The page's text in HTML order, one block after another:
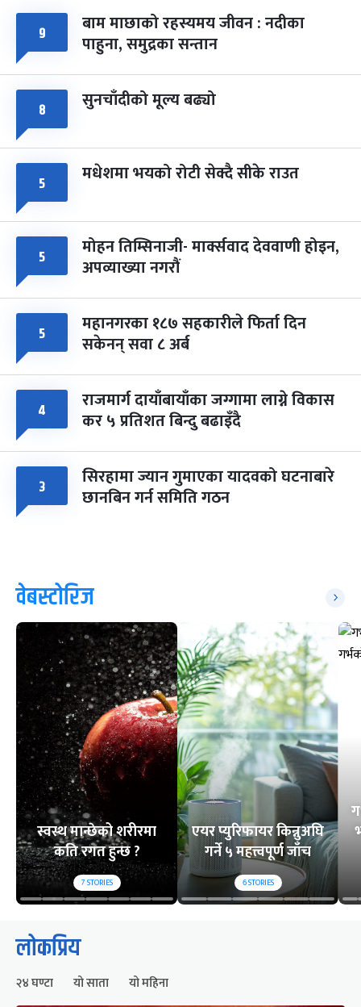
८ फागुपूर्णिमा
चैत्र ८, २०८३-Mar 22, 2027
७ महिना बाँकी
९ बाम माछाको रहस्यमय जीवन : नदीका
पाहुना, समुद्रका सन्तान
८ सुनचाँदीको मूल्य बढ्यो
५ मधेशमा भयको रोटी सेक्दै सीके राउत
५ मोहन तिम्सिनाजी- मार्क्सवाद देववाणी होइन,
अपव्याख्या नगरौं
५ महानगरका १८७ सहकारीले फिर्ता दिन
सकेनन् सवा ८ अर्ब
४ राजमार्ग दायाँबायाँका जग्गामा लाग्ने विकास
कर ५ प्रतिशत बिन्दु बढाइँदै
३ सिरहामा ज्यान गुमाएका यादवको घटनाबारे
छानबिन गर्न समिति गठन
वेबस्टोरिज
स्वस्थ मान्छेको शरीरमा
कति रगत हुन्छ ?
7STORIES
एयर प्युरिफायर किन्नुअघि
गर्ने ५ महत्त्वपूर्ण जाँच
6STORIES
लोकप्रिय
२४ घण्टा यो साता यो महिना